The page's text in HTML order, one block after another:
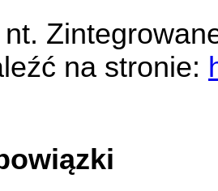
na stronie: